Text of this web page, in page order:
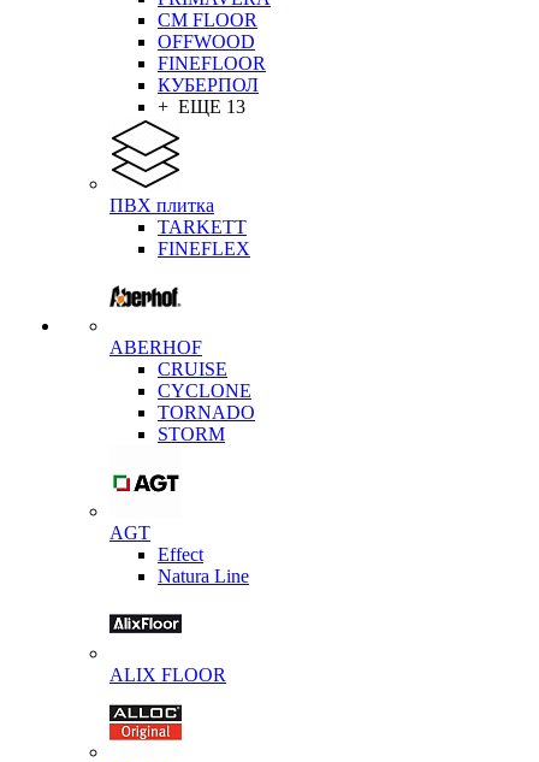
CM FLOOR
OFFWOOD
FINEFLOOR
КУБЕРПОЛ
+ ЕЩЕ 13
ПВХ плитка
TARKETT
FINEFLEX
ABERHOF
CRUISE
CYCLONE
TORNADO
STORM
AGT
Effect
Natura Line
ALIX FLOOR